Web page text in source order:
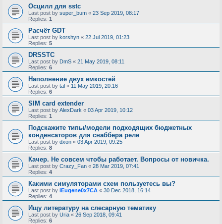
Осцилл для sstc
Last post by super_bum « 23 Sep 2019, 08:17
Replies: 1
Расчёт GDT
Last post by korshyn « 22 Jul 2019, 01:23
Replies: 5
DRSSTC
Last post by DmS « 21 May 2019, 08:11
Replies: 6
Наполнение двух емкостей
Last post by tal « 11 May 2019, 20:16
Replies: 6
SIM card extender
Last post by AlexDark « 03 Apr 2019, 10:12
Replies: 1
Подскажите типы/модели подходящих бюджетных
конденсаторов для снаббера реле
Last post by dxon « 03 Apr 2019, 09:25
Replies: 8
Качер. Не совсем чтобы работает. Вопросы от новичка.
Last post by Crazy_Fan « 28 Mar 2019, 07:41
Replies: 4
Какими симуляторами схем пользуетесь вы?
Last post by iEugene0x7CA « 30 Dec 2018, 16:14
Replies: 4
Ищу литературу на слесарную тематику
Last post by Uria « 26 Sep 2018, 09:41
Replies: 6